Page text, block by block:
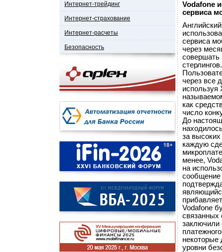
Интернет-трейдинг
Интернет-страхование
Интернет-расчеты
Безопасность
Vodafone
сервиса
сервиса
через
совершать
стерлингов.
через все
используя
как
число
До
за
каждую
менее,
на
сообщение
Vodafone
связанных
заключили
некоторые
уровни